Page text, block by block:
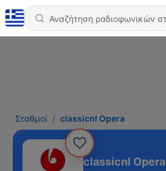
Σταθμοί classicnl Opera
classicnl Opera